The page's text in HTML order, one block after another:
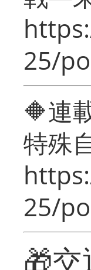
25/
🔶連
特殊
25/
🎁